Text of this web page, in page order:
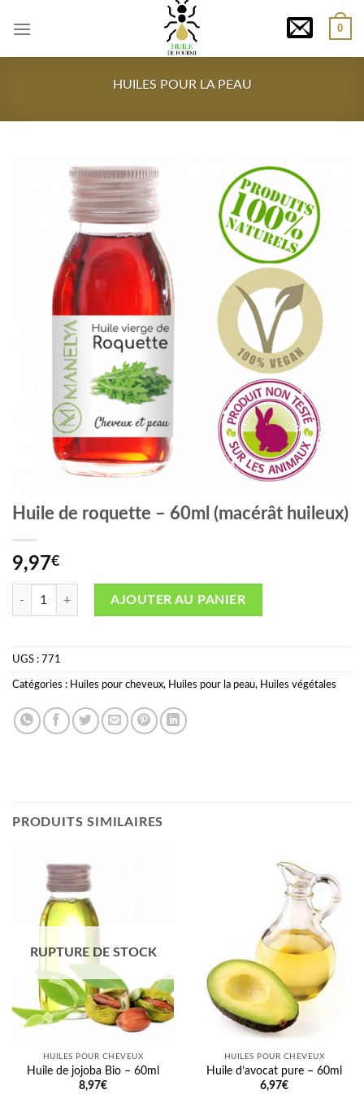
0
HUILES POUR LA PEAU
Huile de roquette – 60ml (macérât huileux)
9,97€
quantité de Huile de roquette - 60ml (macérât huileux)
AJOUTER AU PANIER
UGS : 771
Catégories : Huiles pour cheveux, Huiles pour la peau, Huiles végétales
PRODUITS SIMILAIRES
RUPTURE DE STOCK
HUILES POUR CHEVEUX
Huile de jojoba Bio – 60ml
8,97€
HUILES POUR CHEVEUX
Huile d’avocat pure – 60ml
6,97€